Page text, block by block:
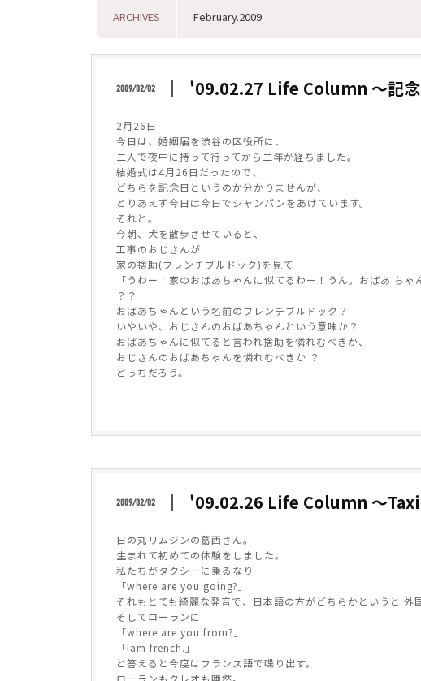
ARCHIVES
2009/02/02 '09.02.27 Life Column 〜記
2月26日
今日は、婚姻届を渋谷の区役所に、
二人で夜中に持って行ってから二年が経ちました。
結婚式は4月26日だったので、
どちらを記念日というのか分かりませんが、
とりあえず今日は今日でシャンパンをあけています。
それと。
今朝、犬を散歩させていると、
工事のおじさんが
家の捨助(フレンチブルドック)を見て
「うわー！家のおばあちゃんに似てるわー！うん。おばあ ちゃ
？？
おばあちゃんという名前のフレンチブルドック？
いやいや、おじさんのおばあちゃんという意味か？
おばあちゃんに似てると言われ捨助を憐れむべきか、
おじさんのおばあちゃんを憐れむべきか ？
どっちだろう。
2009/02/02 '09.02.26 Life Column 〜
日の丸リムジンの葛西さん。
生まれて初めての体験をしました。
私たちがタクシーに乗るなり
「where are you going?」
それもとても綺麗な発音で、日本語の方がどちらかというと 外
そしてローランに
「where are you from?」
「Iam french.」
と答えると今度はフランス語で喋り出す。
ローランもクレオも唖然。